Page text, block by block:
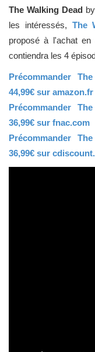
The Walking Deadby
les intéressés, The
proposé à l'achat
contiendra les 4
Précommander
44,99€ sur amazon.fr
Précommander
36,99€ sur fnac.com
Précommander
36,99€ sur